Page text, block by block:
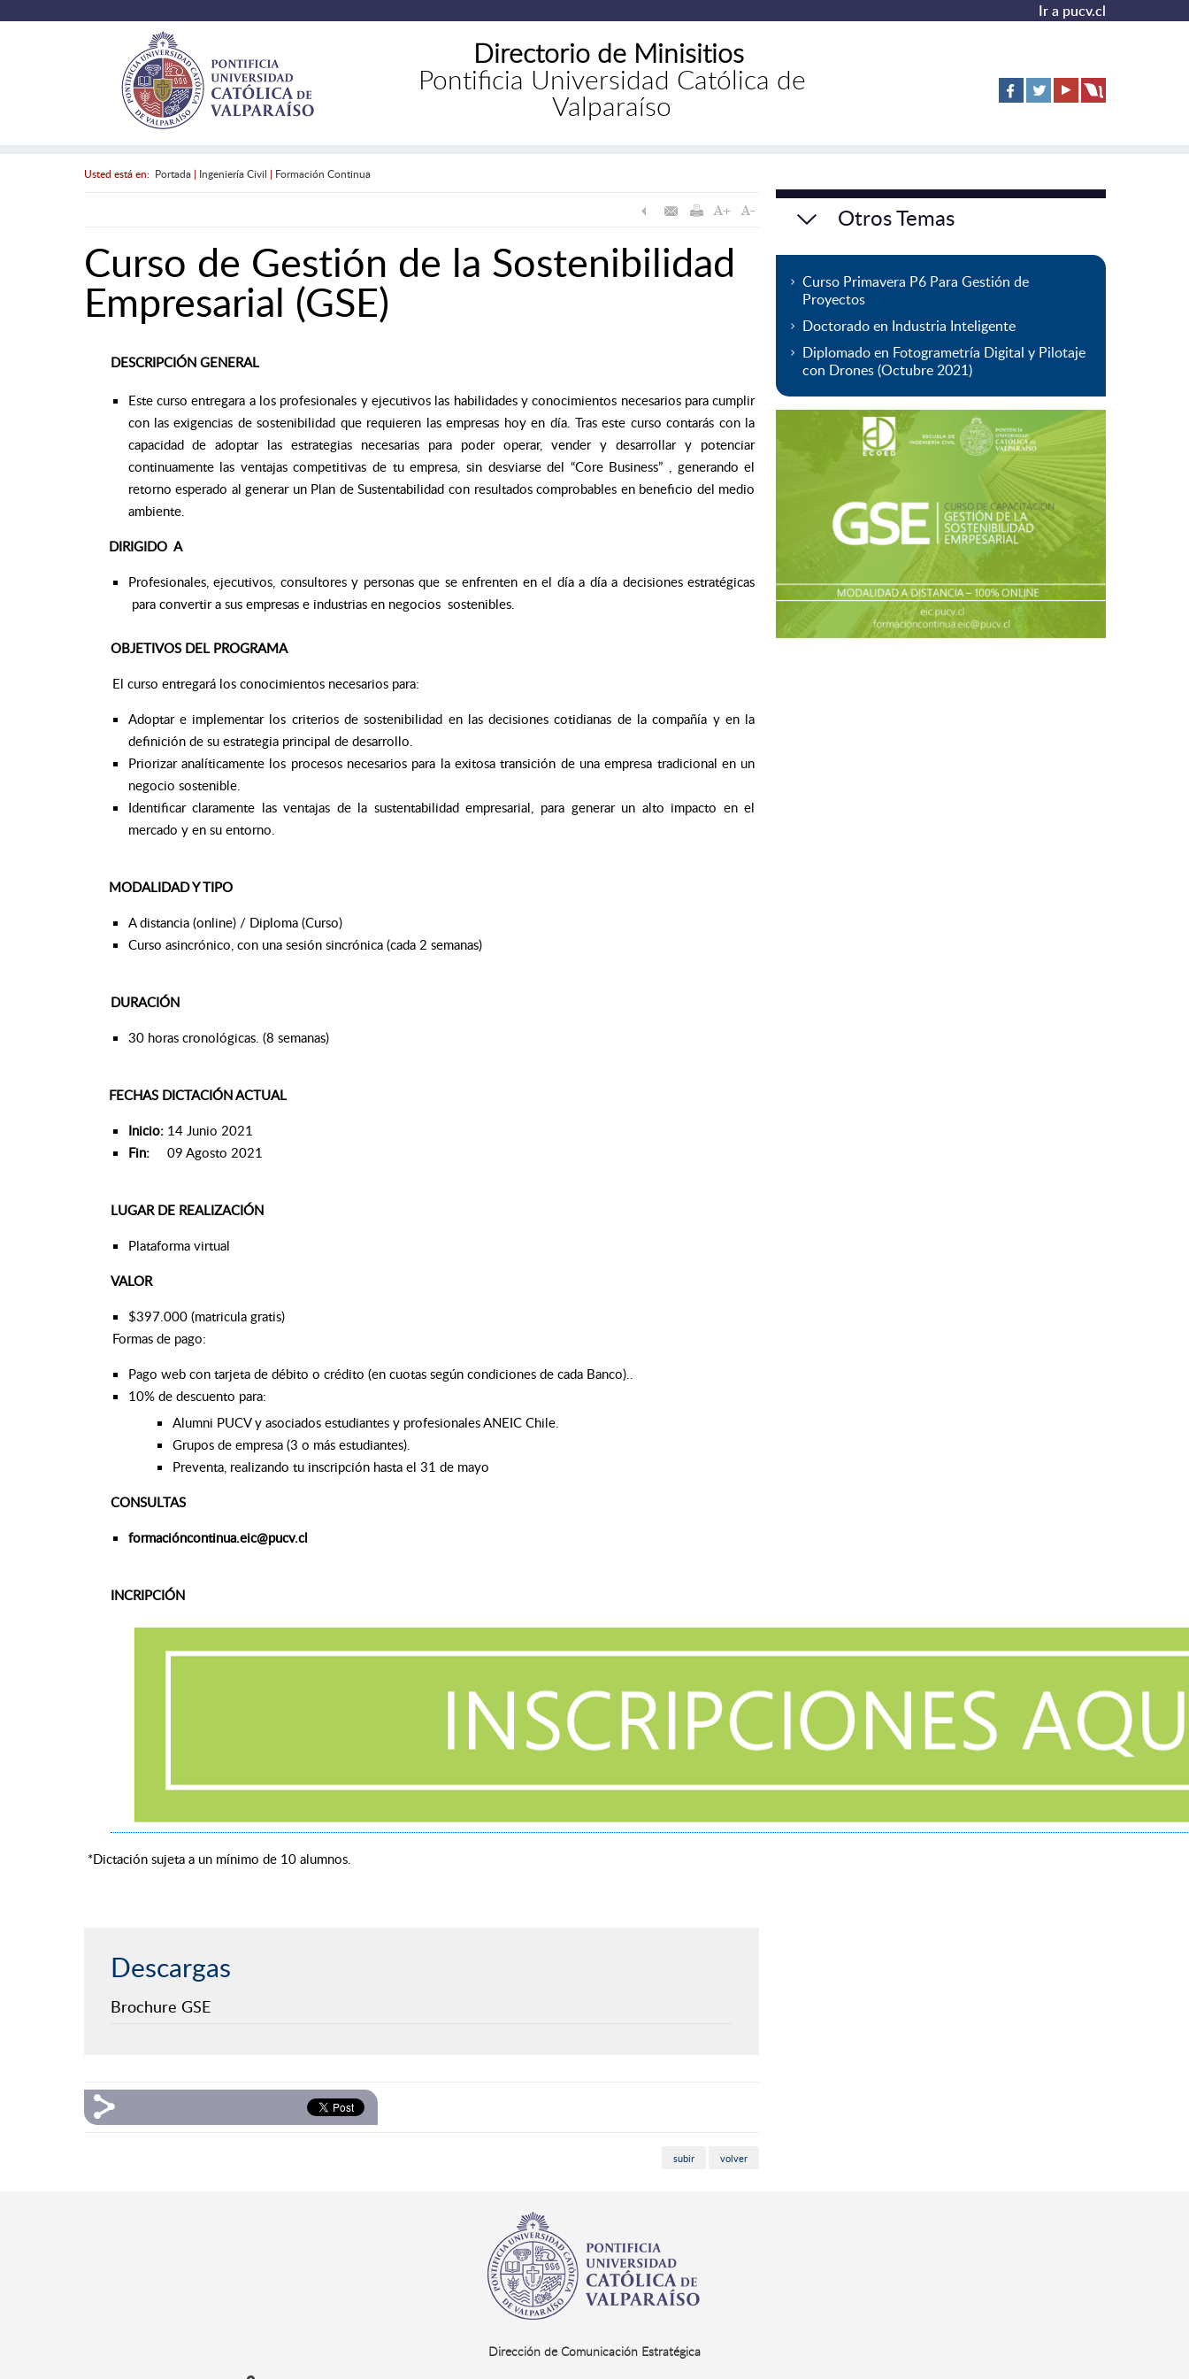
Ir a pucv.cl
Directorio de Minisitios
Pontificia Universidad Católica de
Valparaíso
Usted está en: Portada| Ingeniería Civil | Formación Continua
Curso de Gestión de la Sostenibilidad
Empresarial (GSE)
DESCRIPCIÓN GENERAL
Este curso entregara a los profesionales y ejecutivos las habilidades y conocimientos necesarios para cumplir
con las exigencias de sostenibilidad que requieren las empresas hoy en día. Tras este curso contarás con la
capacidad de adoptar las estrategias necesarias para poder operar, vender y desarrollar y potenciar
continuamente las ventajas competitivas de tu empresa, sin desviarse del “Core Business” , generando el
retorno esperado al generar un Plan de Sustentabilidad con resultados comprobables en beneficio del medio
ambiente.
DIRIGIDO A
Profesionales, ejecutivos, consultores y personas que se enfrenten en el día a día a decisiones estratégicas
para convertir a sus empresas e industrias en negocios sostenibles.
OBJETIVOS DEL PROGRAMA
El curso entregará los conocimientos necesarios para:
Adoptar e implementar los criterios de sostenibilidad en las decisiones cotidianas de la compañía y en la
definición de su estrategia principal de desarrollo.
Priorizar analíticamente los procesos necesarios para la exitosa transición de una empresa tradicional en un
negocio sostenible.
Identificar claramente las ventajas de la sustentabilidad empresarial, para generar un alto impacto en el
mercado y en su entorno.
MODALIDAD Y TIPO
A distancia (online) / Diploma (Curso)
Curso asincrónico, con una sesión sincrónica (cada 2 semanas)
DURACIÓN
30 horas cronológicas. (8 semanas)
FECHAS DICTACIÓN ACTUAL
Inicio: 14 Junio 2021
Fin:
09 Agosto 2021
LUGAR DE REALIZACIÓN
Plataforma virtual
VALOR
$397.000 (matricula gratis)
Formas de pago:
Pago web con tarjeta de débito o crédito (en cuotas según condiciones de cada Banco)..
10% de descuento para:
Alumni PUCV y asociados estudiantes y profesionales ANEIC Chile.
Grupos de empresa (3 o más estudiantes).
Preventa, realizando tu inscripción hasta el 31 de mayo
CONSULTAS
formacióncontinua.eic@pucv.cl
INCRIPCIÓN
*Dictación sujeta a un mínimo de 10 alumnos.
Descargas
Brochure GSE
subir volver
Otros Temas
Curso Primavera P6 Para Gestión de
Proyectos
Doctorado en Industria Inteligente
Diplomado en Fotogrametría Digital y Pilotaje
con Drones (Octubre 2021)
Dirección de Comunicación Estratégica